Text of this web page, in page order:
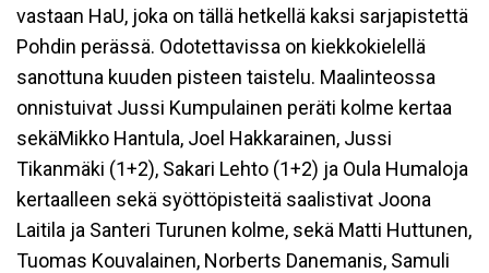
vastaan HaU, joka on tällä hetkellä kaksi sarjapistettä
Pohdin perässä. Odotettavissa on kiekkokielellä
sanottuna kuuden pisteen taistelu. Maalinteossa
onnistuivat Jussi Kumpulainen peräti kolme kertaa
sekäMikko Hantula, Joel Hakkarainen, Jussi
Tikanmäki (1+2), Sakari Lehto (1+2) ja Oula Humaloja
kertaalleen sekä syöttöpisteitä saalistivat Joona
Laitila ja Santeri Turunen kolme, sekä Matti Huttunen,
Tuomas Kouvalainen, Norberts Danemanis, Samuli